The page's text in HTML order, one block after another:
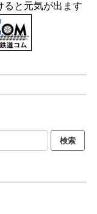
ると元気が出ます